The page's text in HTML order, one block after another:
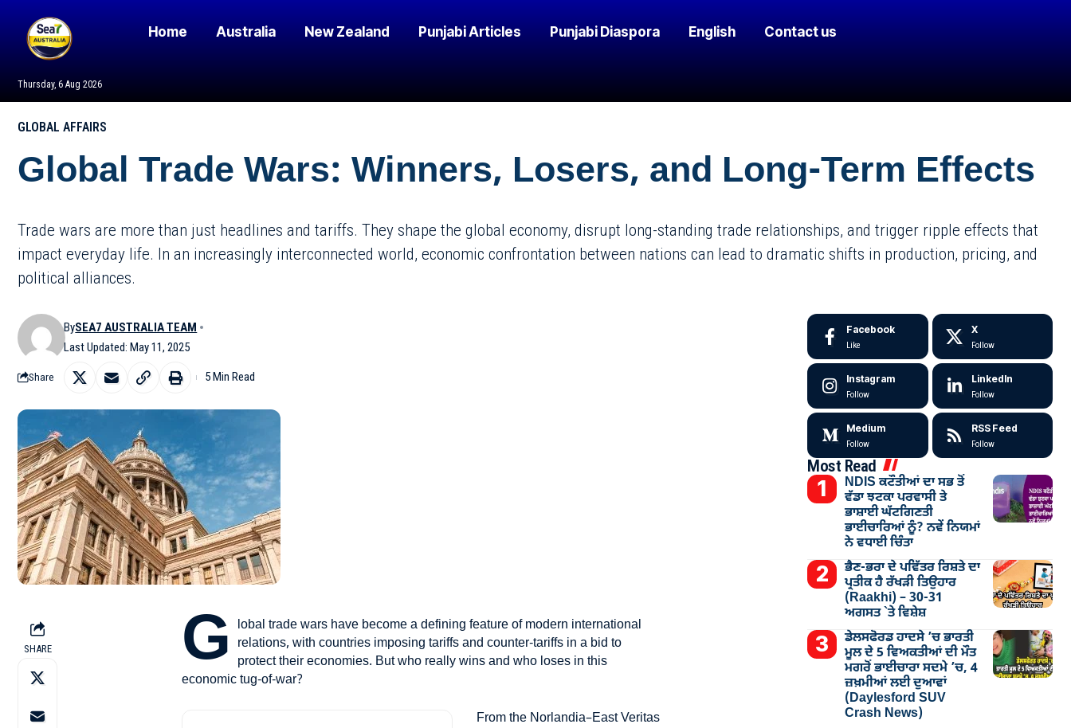
Thursday, 6 Aug 2026
Home Australia New Zealand Punjabi Articles Punjabi Diaspora English Contact us
GLOBAL AFFAIRS
Global Trade Wars: Winners, Losers, and Long-Term Effects
Trade wars are more than just headlines and tariffs. They shape the global economy, disrupt long-standing trade relationships, and trigger ripple effects that
impact everyday life. In an increasingly interconnected world, economic confrontation between nations can lead to dramatic shifts in production, pricing, and
political alliances.
Last Updated: May 11, 2025
BySEA7 AUSTRALIA TEAM
Share 5 Min Read
SHARE G
lobal trade wars have become a defining feature of modern international
relations, with countries imposing tariffs and counter-tariffs in a bid to
protect their economies. But who really wins and who loses in this
economic tug-of-war?
From the Norlandia–East Veritas
Facebook
Like
X
Follow
Instagram
Follow
LinkedIn
Follow
Medium
Follow
RSS Feed
Follow
Most Read
NDIS ਕਟੌਤੀਆਂ ਦਾ ਸਭ ਤੋਂ
ਵੱਡਾ ਝਟਕਾ ਪਰਵਾਸੀ ਤੇ
ਭਾਸ਼ਾਈ ਘੱਟਗਿਣਤੀ
ਭਾਈਚਾਰਿਆਂ ਨੂੰ? ਨਵੇਂ ਨਿਯਮਾਂ
ਨੇ ਵਧਾਈ ਚਿੰਤਾ
ਭੈਣ-ਭਰਾ ਦੇ ਪਵਿੱਤਰ ਰਿਸ਼ਤੇ ਦਾ
ਪ੍ਰਤੀਕ ਹੈ ਰੱਖੜੀ ਤਿਉਹਾਰ
(Raakhi) – 30-31
ਅਗਸਤ `ਤੇ ਵਿਸ਼ੇਸ਼
ਡੇਲਸਫੋਰਡ ਹਾਦਸੇ ’ਚ ਭਾਰਤੀ
ਮੂਲ ਦੇ 5 ਵਿਅਕਤੀਆਂ ਦੀ ਮੌਤ
ਮਗਰੋਂ ਭਾਈਚਾਰਾ ਸਦਮੇ ’ਚ, 4
ਜ਼ਖ਼ਮੀਆਂ ਲਈ ਦੁਆਵਾਂ
(Daylesford SUV
Crash News)